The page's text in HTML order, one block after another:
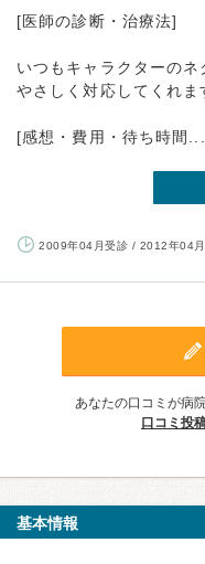
[医師の診断・治療法]
いつもキャラクターの
やさしく対応してくれま
[感想・費用・待ち時間...
2009年04月受診 / 2012年04
あなたの口コミが病
口コミ投
基本情報